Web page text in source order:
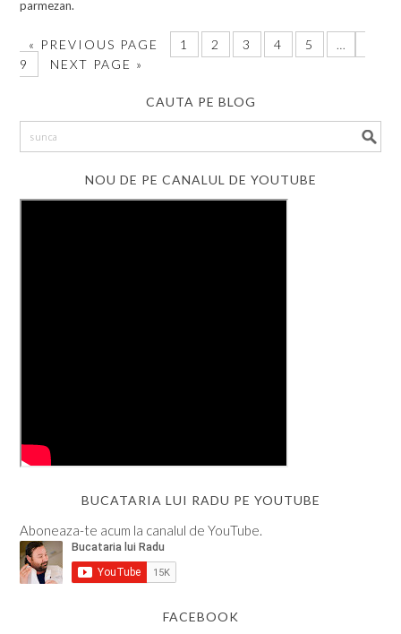
parmezan.
« PREVIOUS PAGE 1 2 3 4 5
…
9
NEXT PAGE »
CAUTA PE BLOG
NOU DE PE CANALUL DE YOUTUBE
BUCATARIA LUI RADU PE YOUTUBE
Aboneaza-te acum la canalul de YouTube.
FACEBOOK